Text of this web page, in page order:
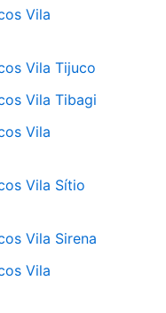
Vila
Vila Tijuco
Vila Tibagi
Vila
Vila Sítio
Vila Sirena
Vila